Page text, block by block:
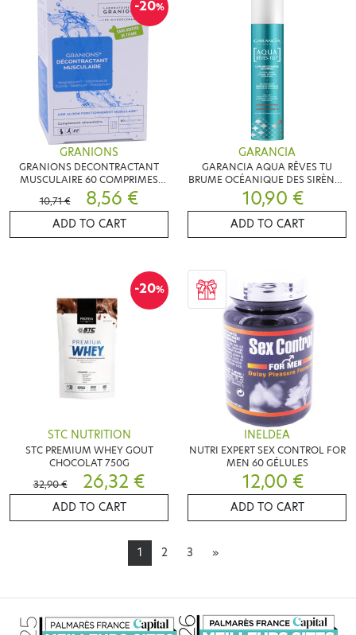
-20%
GRANIONS
GRANIONS DECONTRACTANT
MUSCULAIRE 60 COMPRIMES
MAGNESIUM
10,71 € 8,56 €
ADD TO CART
GARANCIA
GARANCIA AQUA RÊVES TU
BRUME OCÉANIQUE DES SIRÈNES
200 ML
10,90 €
ADD TO CART
-20%
STC NUTRITION
STC PREMIUM WHEY GOUT
CHOCOLAT 750G
32,90 €
26,32 €
ADD TO CART
INELDEA
NUTRI EXPERT SEX CONTROL FOR
MEN 60 GÉLULES
12,00 €
ADD TO CART
1 2 3 »